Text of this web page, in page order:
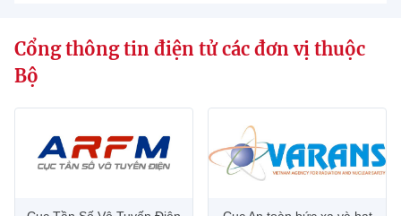
Cổng thông tin điện tử các đơn vị thuộc
Bộ